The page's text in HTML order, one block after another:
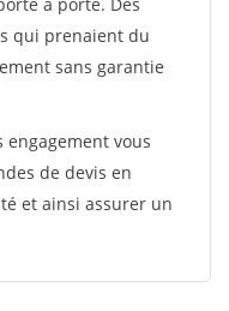
qui prenaient du
sans garantie
vous
de devis en
et ainsi assurer un